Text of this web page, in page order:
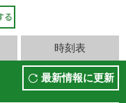
時刻表
最新情報に更新